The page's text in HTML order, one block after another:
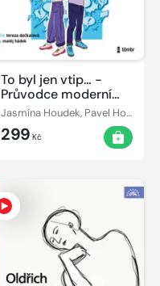
To byl jen vtip… -
Průvodce moderní
sebeobranou proti
zesměšňování a
Jasmína Houdek, Pavel Houdek
299 Kč